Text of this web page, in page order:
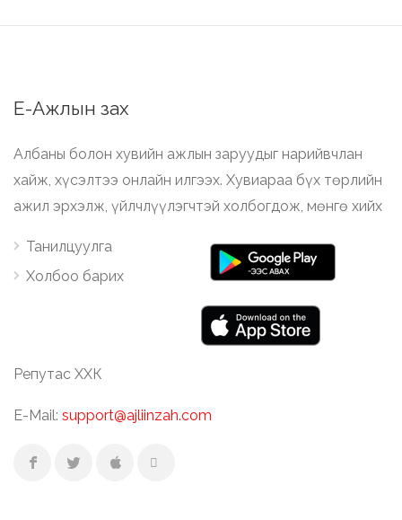
Е-Ажлын зах
Албаны болон хувийн ажлын заруудыг нарийвчлан
хайж, хүсэлтээ онлайн илгээх. Хувиараа бүх төрлийн
ажил эрхэлж, үйлчлүүлэгчтэй холбогдож, мөнгө хийх
Танилцуулга
Холбоо барих
Репутас ХХК
E-Mail: support@ajliinzah.com